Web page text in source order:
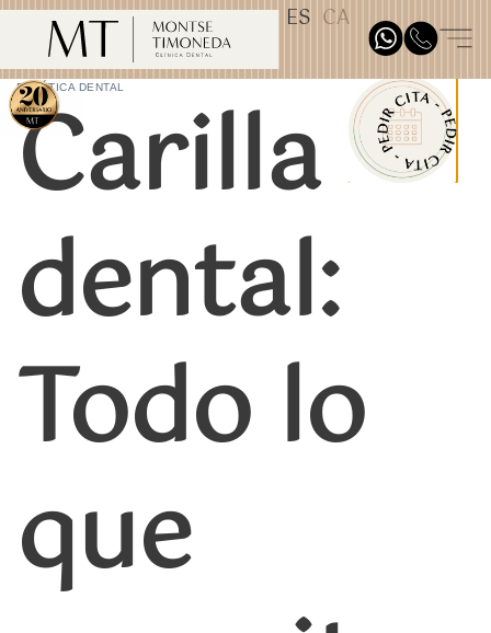
TEST31887 ES CA
ESTÉTICA DENTAL
Carilla
dental:
Todo lo
que